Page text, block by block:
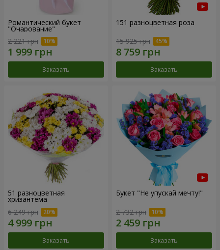
Романтический букет
"Очарование"
2 221 грн
Заказать
151 разноцветная роза
15 925 грн
Заказать
51 разноцветная
хризантема
6 249 грн
Заказать
Букет "Не упускай мечту!"
2 732 грн
Заказать